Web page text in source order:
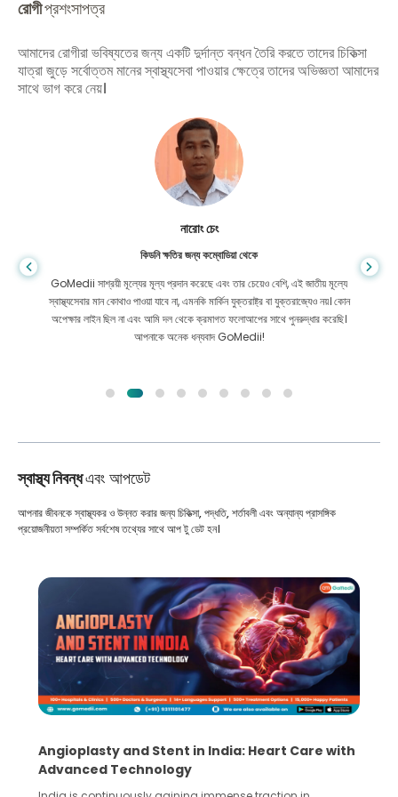
রোগীপ্রশংসাপত্র
আমাদের রোগীরা ভবিষ্যতের জন্য একটি দুর্দান্ত বন্ধন তৈরি করতে তাদের চিকিত্সা
যাত্রা জুড়ে সর্বোত্তম মানের স্বাস্থ্যসেবা পাওয়ার ক্ষেত্রে তাদের অভিজ্ঞতা আমাদের
সাথে ভাগ করে নেয়।
শান্ত দাস
গ্যাস্ট্রোএন্টারোলজির জন্য বাংলাদেশ থেকে
আমি আমার ছেলে এবং GoMedii-এর উজ্জ্বল দলকে ধন্যবাদ জানাই যারা চিকিৎসার জন্য
বাংলাদেশ থেকে ভারতে আমার যাত্রায় আমাকে সাহায্য করেছিল। GoMedii বেছে নেওয়ার
ক্ষেত্রে আমরা সঠিক পছন্দ করেছি। চিকিৎসার পরও তারা আমাদের সঙ্গে দারুণ বন্ধন রেখেছেন
স্বাস্থ্য নিবন্ধএবং আপডেট
আপনার জীবনকে স্বাস্থ্যকর ও উন্নত করার জন্য চিকিত্সা, পদ্ধতি, শর্তাবলী এবং অন্যান্য প্রাসঙ্গিক
প্রয়োজনীয়তা সম্পর্কিত সর্বশেষ তথ্যের সাথে আপ টু ডেট হন।
Angioplasty and Stent in India: Heart Care with
Advanced Technology